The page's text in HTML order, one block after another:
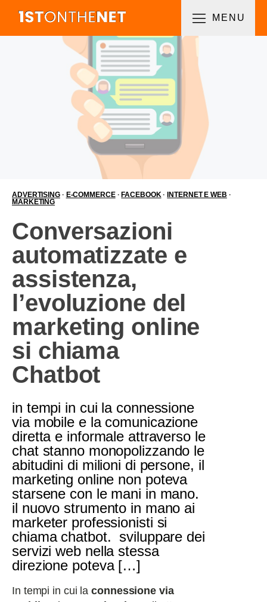
MENU
ADVERTISING· E-COMMERCE· FACEBOOK· INTERNET E WEB ·
MARKETING
Conversazioni
automatizzate e
assistenza,
l’evoluzione del
marketing online
si chiama
Chatbot
in tempi in cui la connessione
via mobile e la comunicazione
diretta e informale attraverso le
chat stanno monopolizzando le
abitudini di milioni di persone, il
marketing online non poteva
starsene con le mani in mano.
il nuovo strumento in mano ai
marketer professionisti si
chiama chatbot. sviluppare dei
servizi web nella stessa
direzione poteva […]
In tempi in cui laconnessione via